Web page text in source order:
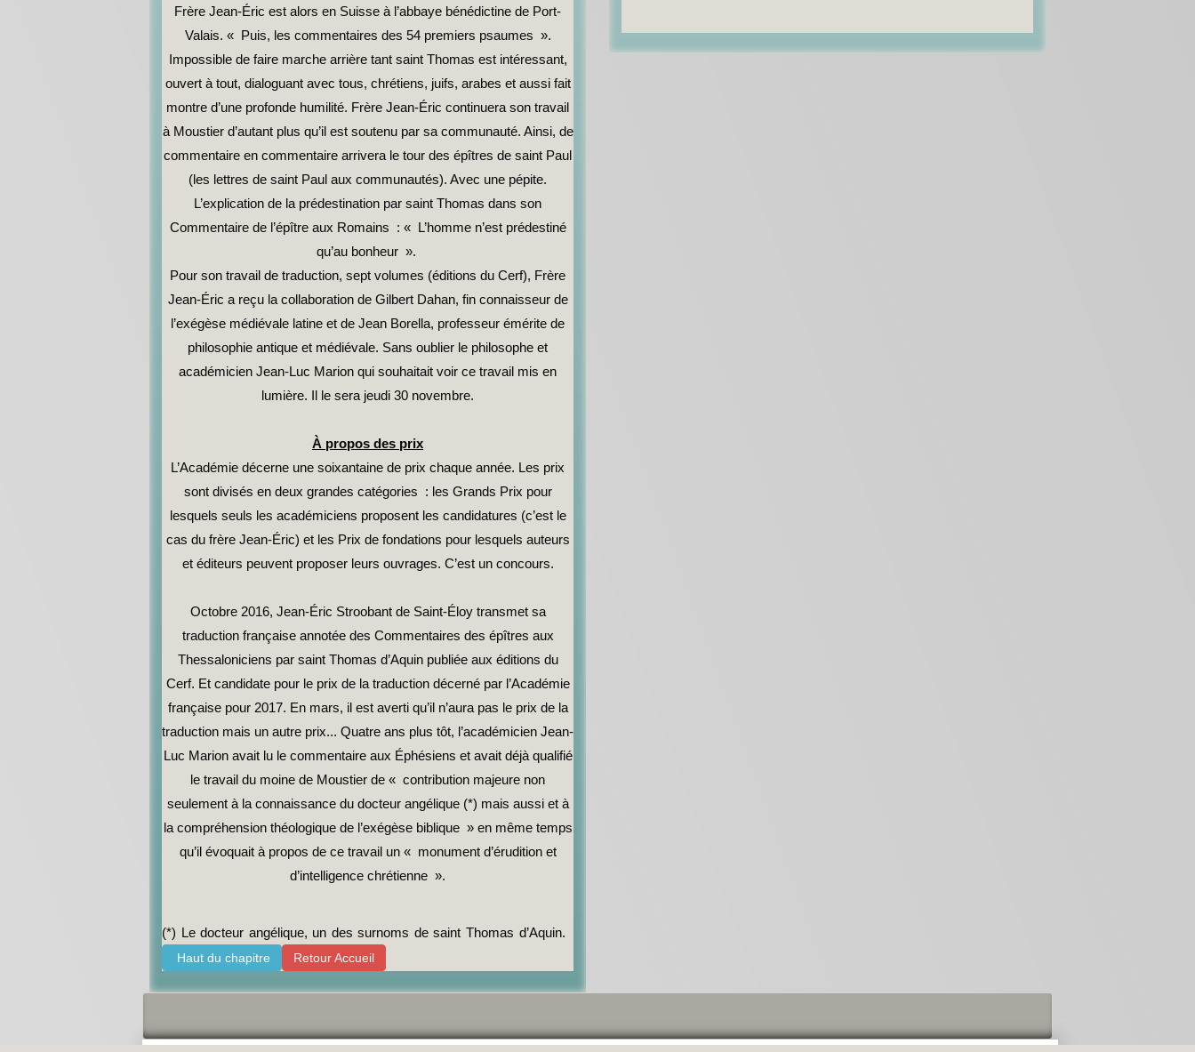
Frère Jean-Éric est alors en Suisse à l’abbaye bénédictine de Port-
Valais. « Puis, les commentaires des 54 premiers psaumes ».
Impossible de faire marche arrière tant saint Thomas est intéressant,
ouvert à tout, dialoguant avec tous, chrétiens, juifs, arabes et aussi fait
montre d’une profonde humilité. Frère Jean-Éric continuera son travail
à Moustier d’autant plus qu’il est soutenu par sa communauté. Ainsi, de
commentaire en commentaire arrivera le tour des épîtres de saint Paul
(les lettres de saint Paul aux communautés). Avec une pépite.
L’explication de la prédestination par saint Thomas dans son
Commentaire de l’épître aux Romains : « L’homme n’est prédestiné
qu’au bonheur ».
Pour son travail de traduction, sept volumes (éditions du Cerf), Frère
Jean-Éric a reçu la collaboration de Gilbert Dahan, fin connaisseur de
l’exégèse médiévale latine et de Jean Borella, professeur émérite de
philosophie antique et médiévale. Sans oublier le philosophe et
académicien Jean-Luc Marion qui souhaitait voir ce travail mis en
lumière. Il le sera jeudi 30 novembre.
À propos des prix
L’Académie décerne une soixantaine de prix chaque année. Les prix
sont divisés en deux grandes catégories : les Grands Prix pour
lesquels seuls les académiciens proposent les candidatures (c’est le
cas du frère Jean-Éric) et les Prix de fondations pour lesquels auteurs
et éditeurs peuvent proposer leurs ouvrages. C’est un concours.
Octobre 2016, Jean-Éric Stroobant de Saint-Éloy transmet sa
traduction française annotée des Commentaires des épîtres aux
Thessaloniciens par saint Thomas d’Aquin publiée aux éditions du
Cerf. Et candidate pour le prix de la traduction décerné par l’Académie
française pour 2017. En mars, il est averti qu’il n’aura pas le prix de la
traduction mais un autre prix... Quatre ans plus tôt, l’académicien Jean-
Luc Marion avait lu le commentaire aux Éphésiens et avait déjà qualifié
le travail du moine de Moustier de « contribution majeure non
seulement à la connaissance du docteur angélique (*) mais aussi et à
la compréhension théologique de l’exégèse biblique » en même temps
qu’il évoquait à propos de ce travail un « monument d’érudition et
d’intelligence chrétienne ».
(*) Le docteur angélique, un des surnoms de saint Thomas d’Aquin.
Haut du chapitre Retour Accueil